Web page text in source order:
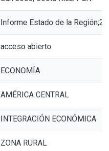
Informe Estado de la Región;2
acceso abierto
ECONOMÍA
AMÉRICA CENTRAL
INTEGRACIÓN ECONÓMICA
ZONA RURAL